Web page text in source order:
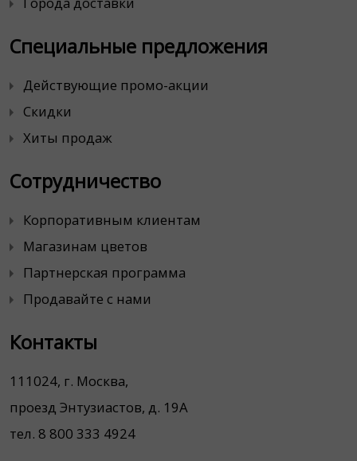
Специальные предложения
Действующие промо-акции
Скидки
Хиты продаж
Сотрудничество
Корпоративным клиентам
Магазинам цветов
Партнерская программа
Продавайте с нами
Контакты
111024, г. Москва,
проезд Энтузиастов, д. 19А
тел. 8 800 333 4924